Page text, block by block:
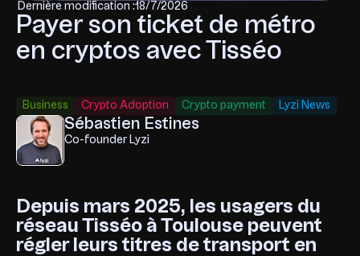
Dernière modification :18/7/2026
Payer son ticket de métro
en cryptos avec Tisséo
Business Crypto Adoption Crypto payment Lyzi News
Sébastien Estines
Co-founder Lyzi
Depuis mars 2025, les usagers du
réseau Tisséo à Toulouse peuvent
régler leurs titres de transport en